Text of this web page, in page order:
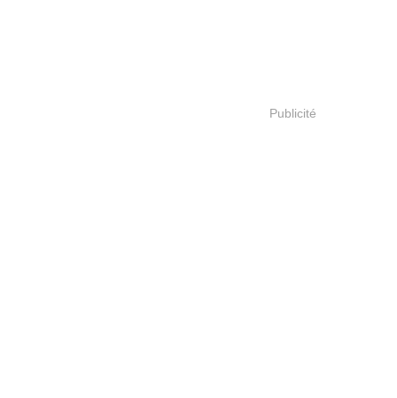
Publicité